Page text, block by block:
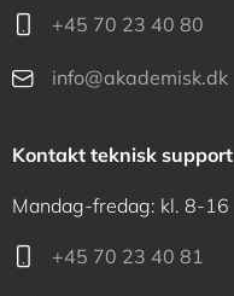
+45 70 23 40 80
info@akademisk.dk
Kontakt teknisk support
Mandag-fredag: kl. 8-16
+45 70 23 40 81